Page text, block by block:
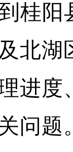
桂
北湖
进度
问题